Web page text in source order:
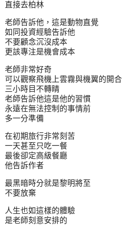
直接去柏林
老師告訴他，這是動物直覺
如同投資經驗告訴他
不要顧念沉沒成本
更該專注是機會成本
老師非常好奇
可以觀察飛機上雲霧與機翼的開合
三小時目不轉睛
老師告訴他這是他的習慣
永遠在無法控制的事情前
多一分準備
在初期旅行非常刻苦
一天甚至只吃一餐
最後卻定高級餐廳
他告訴作者
最黑暗時分就是黎明將至
不要放棄
人生也如這樣的體驗
是老師刻意安排的